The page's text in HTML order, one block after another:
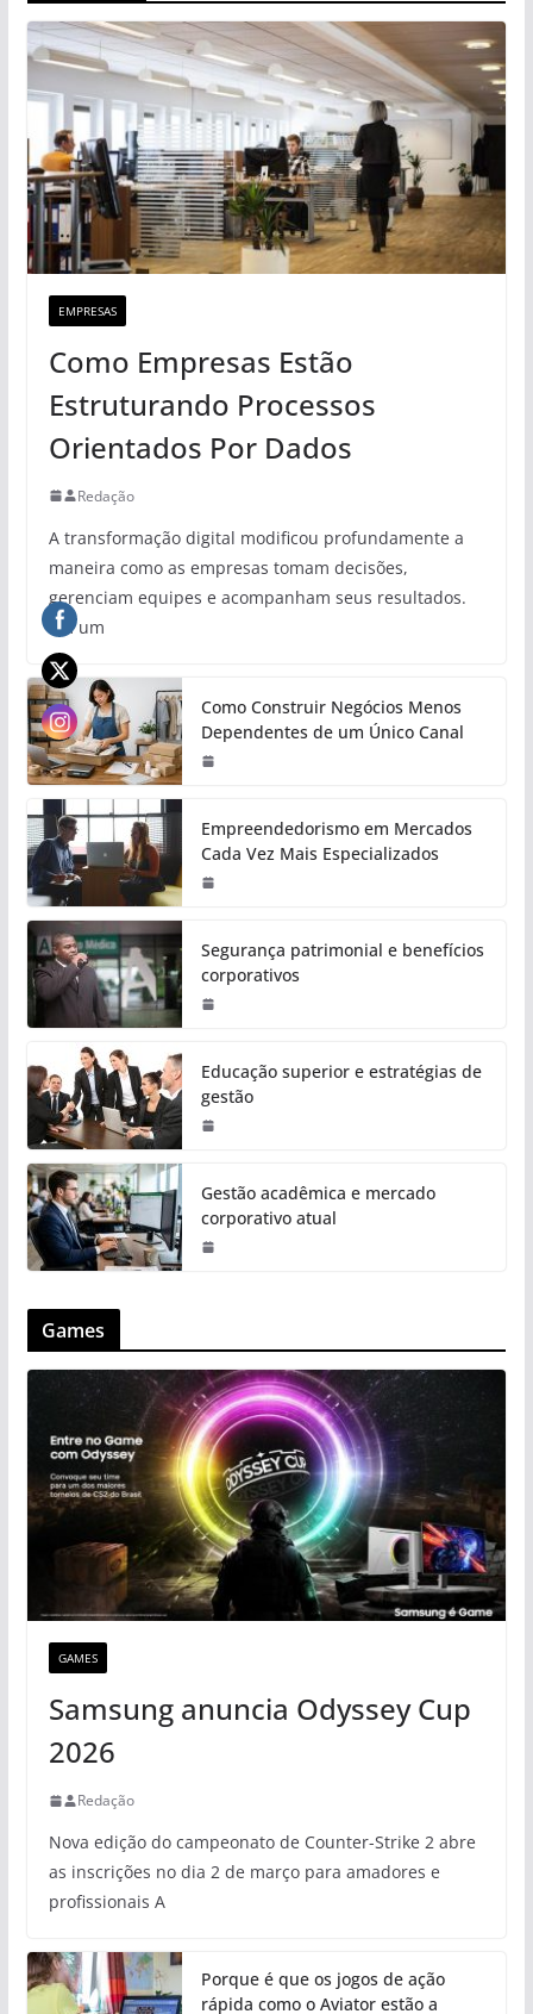
EMPRESAS
Como Empresas Estão
Estruturando Processos
Orientados Por Dados
Redação
A transformação digital modificou profundamente a
maneira como as empresas tomam decisões,
gerenciam equipes e acompanham seus resultados.
Em um
Como Construir Negócios Menos
Dependentes de um Único Canal
Empreendedorismo em Mercados
Cada Vez Mais Especializados
Segurança patrimonial e benefícios
corporativos
Educação superior e estratégias de
gestão
Gestão acadêmica e mercado
corporativo atual
Games
GAMES
Samsung anuncia Odyssey Cup
2026
Redação
Nova edição do campeonato de Counter-Strike 2 abre
as inscrições no dia 2 de março para amadores e
profissionais A
Porque é que os jogos de ação
rápida como o Aviator estão a